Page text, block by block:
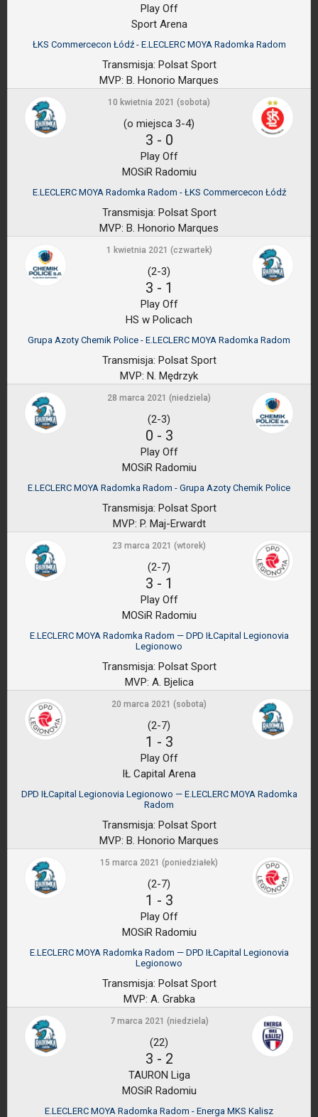
Play Off
Sport Arena
ŁKS Commercecon Łódź - E.LECLERC MOYA Radomka Radom
Transmisja: Polsat Sport
MVP: B. Honorio Marques
10 kwietnia 2021 (sobota)
(o miejsca 3-4)
3 - 0
Play Off
MOSiR Radomiu
E.LECLERC MOYA Radomka Radom - ŁKS Commercecon Łódź
Transmisja: Polsat Sport
MVP: B. Honorio Marques
1 kwietnia 2021 (czwartek)
(2-3)
3 - 1
Play Off
HS w Policach
Grupa Azoty Chemik Police - E.LECLERC MOYA Radomka Radom
Transmisja: Polsat Sport
MVP: N. Mędrzyk
28 marca 2021 (niedziela)
(2-3)
0 - 3
Play Off
MOSiR Radomiu
E.LECLERC MOYA Radomka Radom - Grupa Azoty Chemik Police
Transmisja: Polsat Sport
MVP: P. Maj-Erwardt
23 marca 2021 (wtorek)
(2-7)
3 - 1
Play Off
MOSiR Radomiu
E.LECLERC MOYA Radomka Radom — DPD IŁCapital Legionovia
Legionowo
Transmisja: Polsat Sport
MVP: A. Bjelica
20 marca 2021 (sobota)
(2-7)
1 - 3
Play Off
IŁ Capital Arena
DPD IŁCapital Legionovia Legionowo — E.LECLERC MOYA Radomka
Radom
Transmisja: Polsat Sport
MVP: B. Honorio Marques
15 marca 2021 (poniedziałek)
(2-7)
1 - 3
Play Off
MOSiR Radomiu
E.LECLERC MOYA Radomka Radom — DPD IŁCapital Legionovia
Legionowo
Transmisja: Polsat Sport
MVP: A. Grabka
7 marca 2021 (niedziela)
(22)
3 - 2
TAURON Liga
MOSiR Radomiu
E.LECLERC MOYA Radomka Radom - Energa MKS Kalisz